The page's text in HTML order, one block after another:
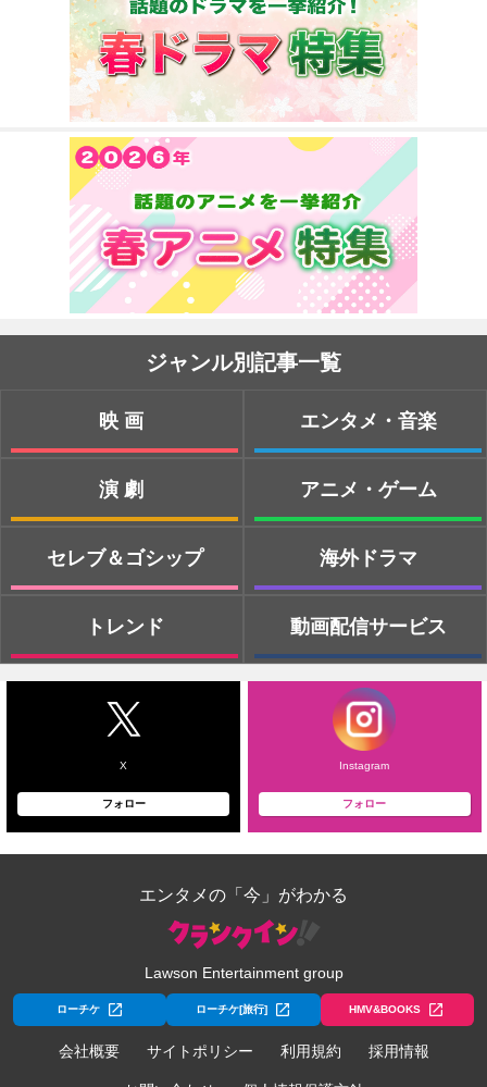
ジャンル別記事一覧
映画
演劇
セレブ＆ゴシップ
トレンド
エンタメ・音楽
アニメ・ゲーム
海外ドラマ
動画配信サービス
X
フォロー
Instagram
フォロー
エンタメの「今」がわかる
Lawson Entertainment group
ローチケ ローチケ[旅行] HMV&BOOKS
会社概要 サイトポリシー 利用規約 採用情報